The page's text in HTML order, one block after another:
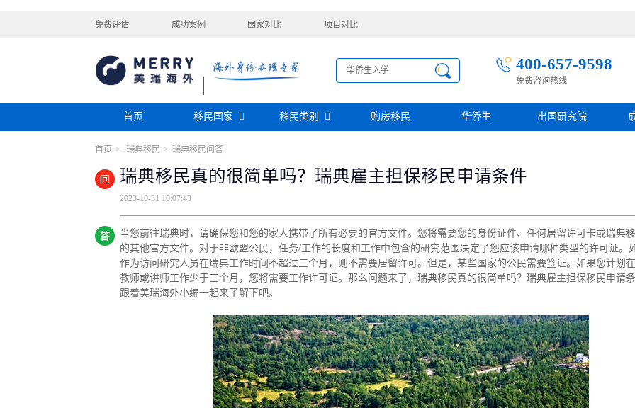
免费评估 成功案例 国家对比 项目对比
400-657-9598
免费咨询热线
首页 移民国家
美洲
安提瓜
格林纳达 圣卢西亚 多米尼克
欧洲
瑞典 芬兰 希腊 土耳其 西班牙
葡萄牙
格鲁吉亚
爱尔兰 马耳他 黑山
塞浦路斯
奥地利
拉脱维亚 英国 斯洛伐克 德国
澳大利亚 瑙鲁 新西兰
迪拜 马来西亚 泰国 日本
韩国
菲律宾
免费评估
移民类别
购房移民
迪拜黄金签证
格林纳达投资购房护照
土耳其购房入籍/护照
塞浦路斯购房移民
香港投资移民
塞浦路斯购房移民
葡萄牙50万欧基金投资永居
圣多美投资入籍计划
格鲁吉亚护照
圣基茨投资购房护照
圣基茨捐款护照
格林纳达投资购房护照
迪拜创业签证
芬兰创业自雇移民
德国法人签证
雇主担保
新西兰雇主担保(绿名单)
新西兰雇主担保(六分制)
瑞典雇主担保移民
芬兰雇主担保移民
存款/收入移民
西班牙远程工签
泰国DTV居留
土耳其存款护照
韩国存款投资移民
杰出人才
香港高才
香港专才计划
香港优才计划
美国EB1A杰出人才移民
购房移民 华侨生 出国研究院
首页 > 瑞典移民 > 瑞典移民问答
瑞典移民真的很简单吗？瑞典雇主担保移民申请条件
2023-10-31 10:07:43
当您前往瑞典时，请确保您和您的家人携带了所有必要的官方文件。您将需要您的身份证件、任何居留许可卡或瑞典
的其他官方文件。对于非欧盟公民，任务/工作的长度和工作中包含的研究范围决定了您应该申请哪种类型的许可证。
作为访问研究人员在瑞典工作时间不超过三个月，则不需要居留许可。但是，某些国家的公民需要签证。如果您计划
教师或讲师工作少于三个月，您将需要工作许可证。那么问题来了，瑞典移民真的很简单吗？瑞典雇主担保移民申请
跟着美瑞海外小编一起来了解下吧。